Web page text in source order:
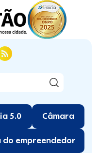
5.0 Câmara
do empreendedor